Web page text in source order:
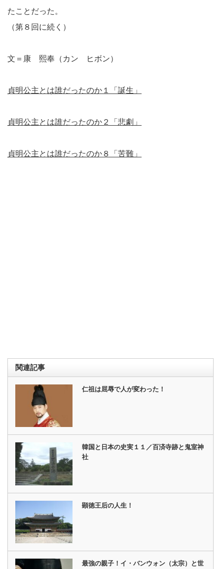
たことだった。
（第８回に続く）
文＝康 熙奉（カン ヒボン）
貞明公主とは誰だったのか１「誕生」
貞明公主とは誰だったのか２「悲劇」
貞明公主とは誰だったのか８「苦難」
関連記事
仁祖は屈辱で人が変わった！
韓国と日本の史実１１／百済寺跡と鬼室神
社
顕徳王后の人生！
最強の親子！イ・バンウォン（太宗）と世